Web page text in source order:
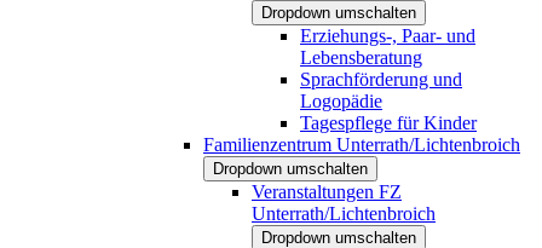
Dropdown umschalten
Erziehungs-, Paar- und
Lebensberatung
Sprachförderung und
Logopädie
Tagespflege für Kinder
Familienzentrum Unterrath/Lichtenbroich
Dropdown umschalten
Veranstaltungen FZ
Unterrath/Lichtenbroich
Dropdown umschalten